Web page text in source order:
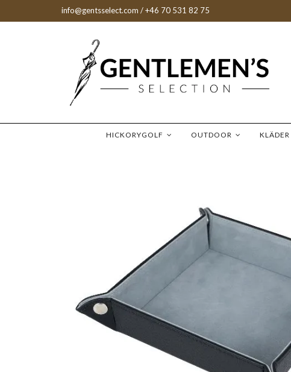
info@gentsselect.com / +46 70 531 82 75
HICKORYGOLF OUTDOOR KLÄDER